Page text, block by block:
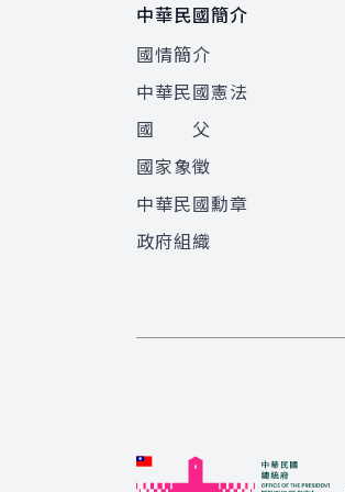
中華民國簡介
國情簡介
中華民國憲法
國 父
國家象徵
中華民國勳章
政府組織